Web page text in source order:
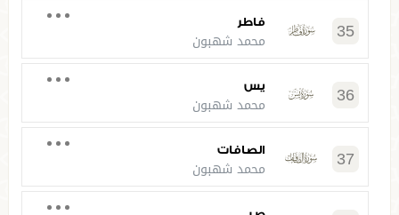
35 فاطر
محمد شهبون
36 يس
محمد شهبون
37 الصافات
محمد شهبون